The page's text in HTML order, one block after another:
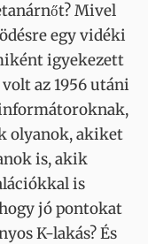
Mivel
egy vidéki
igyekezett
az 1956 utáni
olyanok, akiket
is, akik
is
jó pontokat
K-lakás? És